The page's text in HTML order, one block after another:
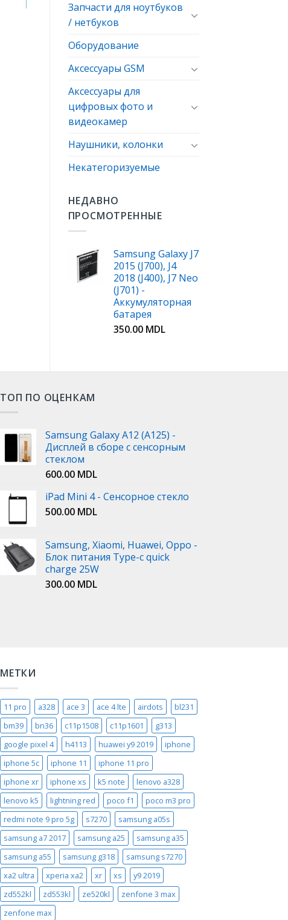
Запчасти для ноутбуков
/ нетбуков
Оборудование
Аксессуары GSM
Аксессуары для
цифровых фото и
видеокамер
Наушники, колонки
Некатегоризуемые
НЕДАВНО
ПРОСМОТРЕННЫЕ
Samsung Galaxy J7
2015 (J700), J4
2018 (J400), J7 Neo
(J701) -
Аккумуляторная
батарея
350.00 MDL
ТОП ПО ОЦЕНКАМ
Samsung Galaxy A12 (A125) -
Дисплей в сборе с сенсорным
стеклом
600.00 MDL
iPad Mini 4 - Сенсорное стекло
500.00 MDL
Samsung, Xiaomi, Huawei, Oppo -
Блок питания Type-c quick
charge 25W
300.00 MDL
МЕТКИ
11 pro a328 ace 3 ace 4 lte airdots
bl231
bm39
bn36 c11p1508 c11p1601
g313
google pixel 4
h4113 huawei y9 2019
iphone
iphone 5c
iphone 11
iphone 11 pro
iphone xr
iphone xs k5 note
lenovo a328
lenovo k5
lightning red poco f1
poco m3 pro
redmi note 9 pro 5g
s7270
samsung a05s
samsung a7 2017
samsung a25
samsung a35
samsung a55
samsung g318
samsung s7270
xa2 ultra
xperia xa2 xr xs
y9 2019
zd552kl
zd553kl ze520kl
zenfone 3 max
zenfone max